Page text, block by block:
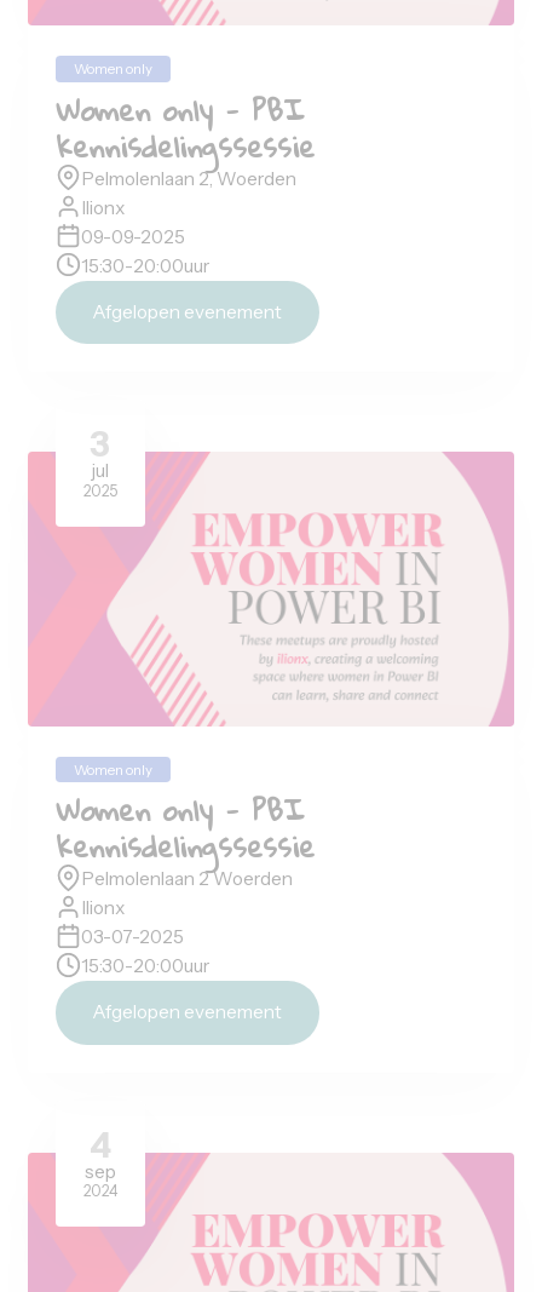
9
2025
Women only - PBI
kennisdelingssessie
Pelmolenlaan 2, Woerden
Ilionx
09-09-2025
15:30
uur
Afgelopen evenement
3
jul
2025
Women only
Women only - PBI
kennisdelingssessie
Pelmolenlaan 2 Woerden